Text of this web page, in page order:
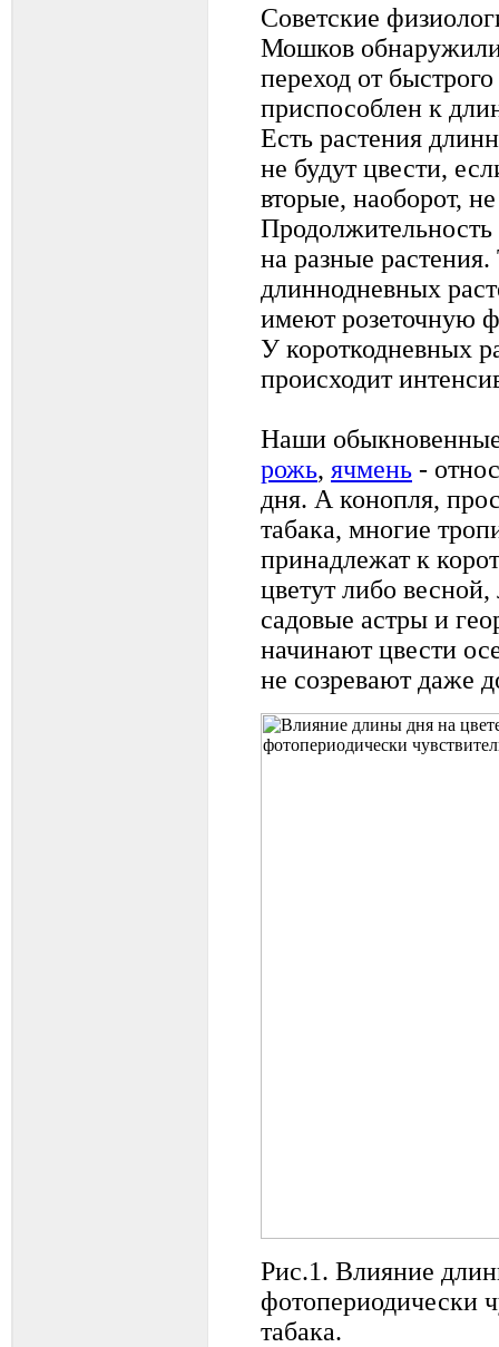
Советские
Мошков
переход от
приспособлен к
Есть растения
не будут цвести,
вторые, наоборот,
Продолжительность
на разные
длиннодневных
имеют розеточную
У короткодневных
происходит
Наши
рожь, ячмень -
дня. А конопля,
табака, многие
принадлежат к
цветут либо
садовые астры и
начинают цвести
не созревают даже
Рис.1. Влияние
фотопериодически
табака.